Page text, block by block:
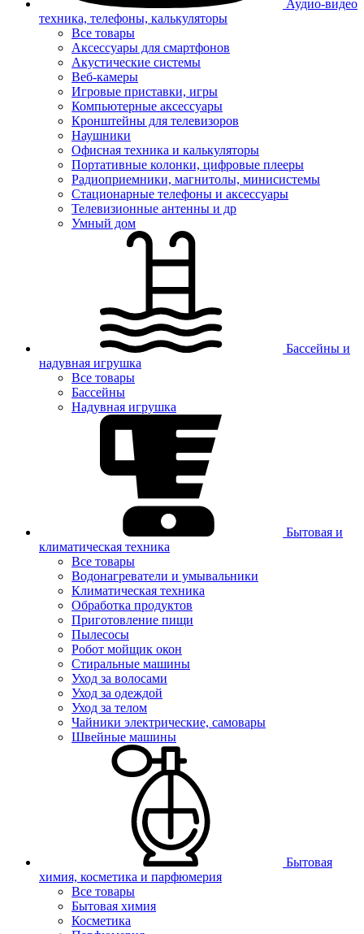
Аудио-видео
техника, телефоны, калькуляторы
Все товары
Аксессуары для смартфонов
Акустические системы
Веб-камеры
Игровые приставки, игры
Компьютерные аксессуары
Кронштейны для телевизоров
Наушники
Офисная техника и калькуляторы
Портативные колонки, цифровые плееры
Радиоприемники, магнитолы, минисистемы
Стационарные телефоны и аксессуары
Телевизионные антенны и др
Умный дом
Бассейны и
надувная игрушка
Все товары
Бассейны
Надувная игрушка
Бытовая и
климатическая техника
Все товары
Водонагреватели и умывальники
Климатическая техника
Обработка продуктов
Приготовление пищи
Пылесосы
Робот мойщик окон
Стиральные машины
Уход за волосами
Уход за одеждой
Уход за телом
Чайники электрические, самовары
Швейные машины
Бытовая
химия, косметика и парфюмерия
Все товары
Бытовая химия
Косметика